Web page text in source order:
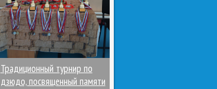
Традиционный турнир по
дзюдо, посвященный памяти